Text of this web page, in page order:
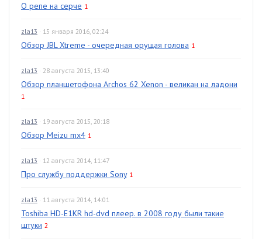
О репе на серче 1
zla13 · 15 января 2016, 02:24
Обзор JBL Xtreme - очередная орущая голова 1
zla13 · 28 августа 2015, 13:40
Обзор планшетофона Archos 62 Xenon - великан на ладони
1
zla13 · 19 августа 2015, 20:18
Обзор Meizu mx4 1
zla13 · 12 августа 2014, 11:47
Про службу поддержки Sony 1
zla13 · 11 августа 2014, 14:01
Toshiba HD-E1KR hd-dvd плеер. в 2008 году были такие
штуки 2